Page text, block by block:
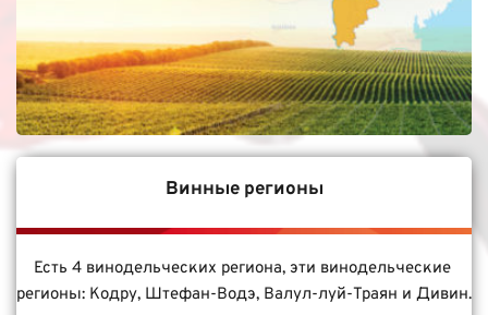
Винные регионы
Есть 4 винодельческих региона, эти винодельческие
регионы: Кодру, Штефан-Водэ, Валул-луй-Траян и Дивин.